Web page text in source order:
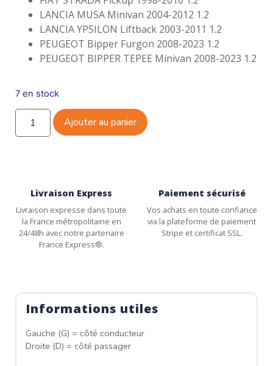
LANCIA MUSA Minivan 2004-2012 1.2
LANCIA YPSILON Liftback 2003-2011 1.2
PEUGEOT Bipper Furgon 2008-2023 1.2
PEUGEOT BIPPER TEPEE Minivan 2008-2023 1.2
7 en stock
Ajouter au panier
Livraison Express
Livraison expresse dans toute
la France métropolitaine en
24/48h avec notre partenaire
France Express®.
Paiement sécurisé
Vos achats en toute confiance
via la plateforme de paiement
Stripe et certificat SSL.
Informations utiles
Gauche (G) = côté conducteur
Droite (D) = côté passager